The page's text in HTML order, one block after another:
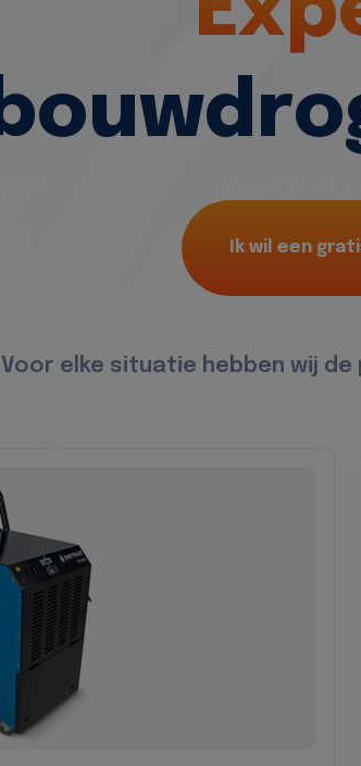
Ik wil een
Voor elke situatie hebben wij